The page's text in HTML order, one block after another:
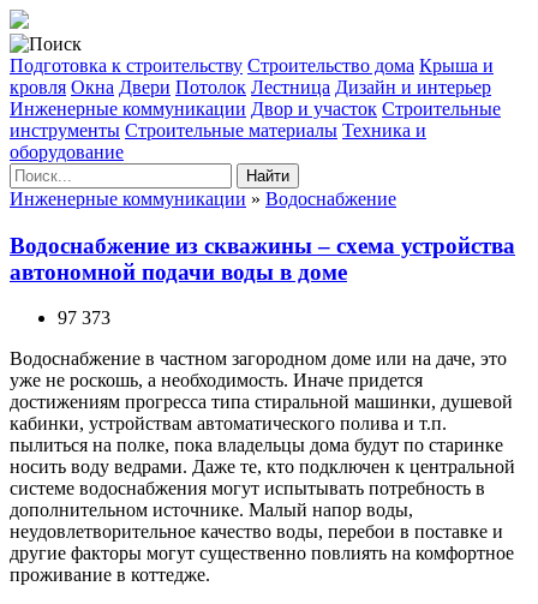
Подготовка к строительству Строительство дома Крыша и
кровля Окна Двери Потолок Лестница Дизайн и интерьер
Инженерные коммуникации Двор и участок Строительные
инструменты Строительные материалы Техника и
оборудование
Найти
Инженерные коммуникации » Водоснабжение
Водоснабжение из скважины – схема устройства
автономной подачи воды в доме
97 373
Водоснабжение в частном загородном доме или на даче, это
уже не роскошь, а необходимость. Иначе придется
достижениям прогресса типа стиральной машинки, душевой
кабинки, устройствам автоматического полива и т.п.
пылиться на полке, пока владельцы дома будут по старинке
носить воду ведрами. Даже те, кто подключен к центральной
системе водоснабжения могут испытывать потребность в
дополнительном источнике. Малый напор воды,
неудовлетворительное качество воды, перебои в поставке и
другие факторы могут существенно повлиять на комфортное
проживание в коттедже.